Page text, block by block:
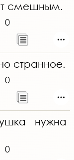
смешным.
0
странное.
0
нужна
0